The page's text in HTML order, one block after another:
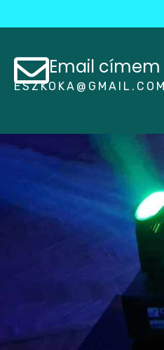
Email címem
ESZKOKA@GMAIL.COM